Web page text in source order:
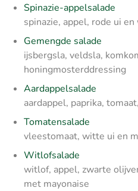
Spinazie-appelsalade
spinazie, appel, rode ui
Gemengde salade
ijsbergsla, veldsla,
honingmosterddressing
Aardappelsalade
aardappel, paprika,
Tomatensalade
vleestomaat, witte ui en
Witlofsalade
witlof, appel, zwarte
met mayonaise